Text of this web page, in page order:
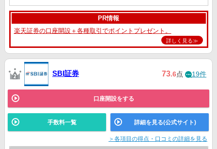
PR情報
楽天証券の口座開設＋各種取引でポイントプレゼント。
詳しく見る≫
SBI証券 73.6点 19件
口座開設をする
手数料一覧 詳細を見る(公式サイト)
＞各項目の得点・口コミの詳細を見る